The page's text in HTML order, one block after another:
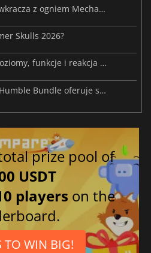
Klasa Skitarii w Darktide wkracza z ogniem Mechanicus
Skulls 2026?
Xbox Game Pass: Nowe poziomy, funkcje i reakcja społeczności
The Telltale Collection w Humble Bundle oferuje sześć popularnych gier w znacznie obniżonej cenie
prize pool of
USDT
players on the
TO WIN BIG!